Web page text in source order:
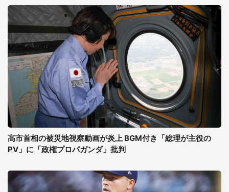
高市首相の被災地視察動画が炎上 BGM付き「総理が主役の
PV」に「政権プロパガンダ」批判